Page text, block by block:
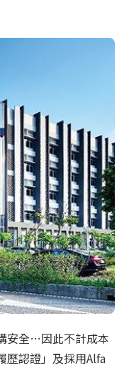
安全…因此不計成本
歷認證」及採用Alfa